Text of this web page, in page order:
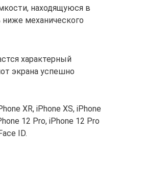
находящуюся в
механического
характерный
экрана успешно
XR, iPhone XS, iPhone
12 Pro, iPhone 12 Pro
ID.